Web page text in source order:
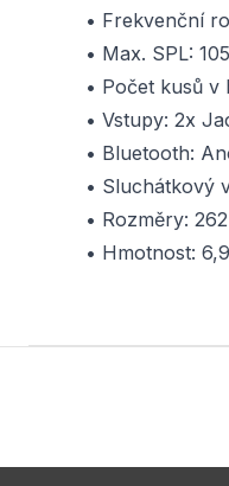
• Frekvenční
• Max. SPL:
• Počet kusů v
• Vstupy: 2x
• Bluetooth:
• Sluchátkový
• Rozměry:
• Hmotnost: